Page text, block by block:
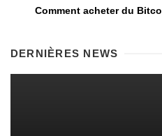
Comment acheter du
DERNIÈRES NEWS